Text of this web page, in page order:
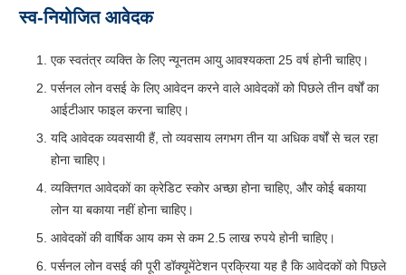
स्व-नियोजित आवेदक
एक स्वतंत्र व्यक्ति के लिए न्यूनतम आयु आवश्यकता 25 वर्ष होनी चाहिए।
पर्सनल लोन वसई के लिए आवेदन करने वाले आवेदकों को पिछले तीन वर्षों का
आईटीआर फाइल करना चाहिए।
यदि आवेदक व्यवसायी हैं, तो व्यवसाय लगभग तीन या अधिक वर्षों से चल रहा
होना चाहिए।
व्यक्तिगत आवेदकों का क्रेडिट स्कोर अच्छा होना चाहिए, और कोई बकाया
लोन या बकाया नहीं होना चाहिए।
आवेदकों की वार्षिक आय कम से कम 2.5 लाख रुपये होनी चाहिए।
पर्सनल लोन वसई की पूरी डॉक्यूमेंटेशन प्रक्रिया यह है कि आवेदकों को पिछले